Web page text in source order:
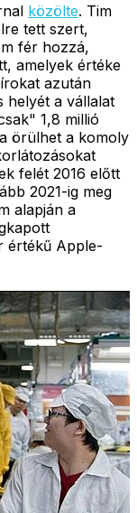
közölte. Tim
tett szert,
fér hozzá,
amelyek értéke
azután
helyét a vállalat
1,8 millió
örülhet a komoly
felét 2016 előtt
2021-ig meg
alapján a
értékű Apple-